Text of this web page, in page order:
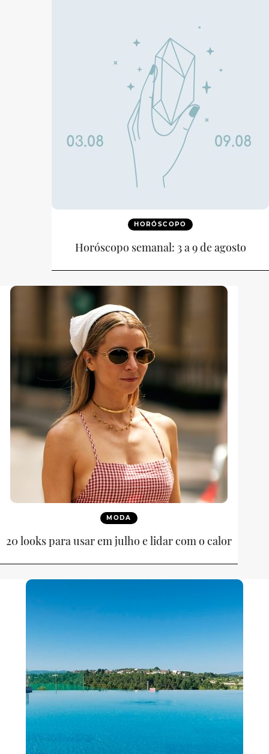
HORÓSCOPO
Horóscopo semanal: 3 a 9 de agosto
MODA
20 looks para usar em julho e lidar com o calor